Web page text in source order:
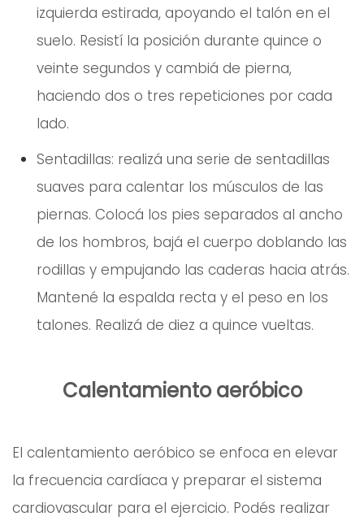
izquierda estirada, apoyando el talón en el
suelo. Resistí la posición durante quince o
veinte segundos y cambiá de pierna,
haciendo dos o tres repeticiones por cada
lado.
Sentadillas: realizá una serie de sentadillas
suaves para calentar los músculos de las
piernas. Colocá los pies separados al ancho
de los hombros, bajá el cuerpo doblando las
rodillas y empujando las caderas hacia atrás.
Mantené la espalda recta y el peso en los
talones. Realizá de diez a quince vueltas.
Calentamiento aeróbico
El calentamiento aeróbico se enfoca en elevar
la frecuencia cardíaca y preparar el sistema
cardiovascular para el ejercicio. Podés realizar